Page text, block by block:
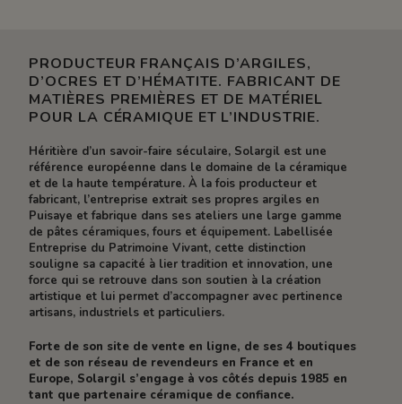
PRODUCTEUR FRANÇAIS D’ARGILES,
D’OCRES ET D’HÉMATITE. FABRICANT DE
MATIÈRES PREMIÈRES ET DE MATÉRIEL
POUR LA CÉRAMIQUE ET L’INDUSTRIE.
Héritière d’un savoir-faire séculaire, Solargil est une
référence européenne dans le domaine de la céramique
et de la haute température. À la fois producteur et
fabricant, l’entreprise extrait ses propres argiles en
Puisaye et fabrique dans ses ateliers une large gamme
de pâtes céramiques, fours et équipement. Labellisée
Entreprise du Patrimoine Vivant, cette distinction
souligne sa capacité à lier tradition et innovation, une
force qui se retrouve dans son soutien à la création
artistique et lui permet d’accompagner avec pertinence
artisans, industriels et particuliers.
Forte de son site de vente en ligne, de ses 4 boutiques
et de son réseau de revendeurs en France et en
Europe, Solargil s’engage à vos côtés depuis 1985 en
tant que partenaire céramique de confiance.